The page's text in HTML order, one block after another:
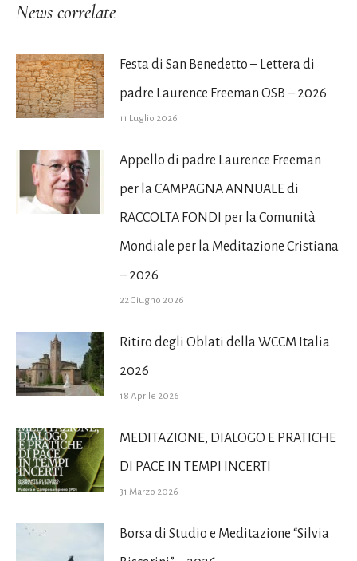
News correlate
Festa di San Benedetto – Lettera di
padre Laurence Freeman OSB – 2026
11 Luglio 2026
Appello di padre Laurence Freeman
per la CAMPAGNA ANNUALE di
RACCOLTA FONDI per la Comunità
Mondiale per la Meditazione Cristiana
– 2026
22 Giugno 2026
Ritiro degli Oblati della WCCM Italia
2026
18 Aprile 2026
MEDITAZIONE, DIALOGO E PRATICHE
DI PACE IN TEMPI INCERTI
31 Marzo 2026
Borsa di Studio e Meditazione “Silvia